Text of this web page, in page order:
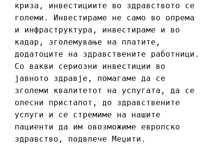
криза, инвестициите во здравството се
големи. Инвестираме не само во опрема
и инфраструктура, инвестираме и во
кадар, зголемување на платите,
додатоците на здравствените работници.
Со вакви сериозни инвестиции во
јавното здравје, помагаме да се
зголеми квалитетот на услугата, да се
олесни пристапот, до здравствените
услуги и се стремиме на нашите
пациенти да им овозможиме европско
здравство, подвлече Меџити.